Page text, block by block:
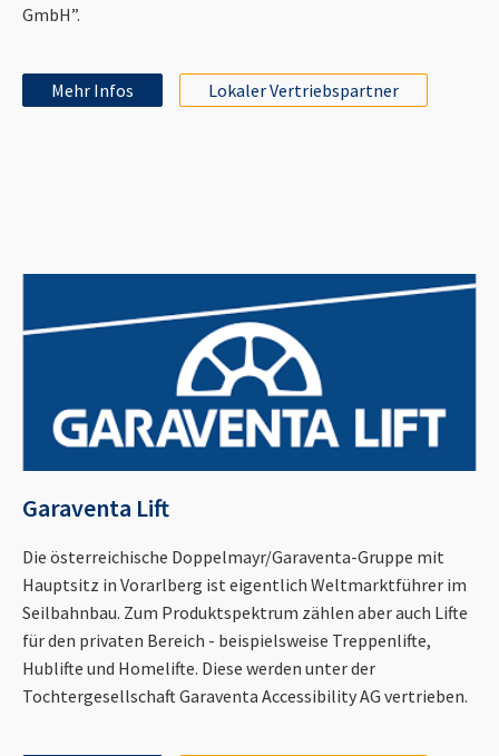
GmbH”.
Mehr Infos Lokaler Vertriebspartner
Garaventa Lift
Die österreichische Doppelmayr/Garaventa-Gruppe mit
Hauptsitz in Vorarlberg ist eigentlich Weltmarktführer im
Seilbahnbau. Zum Produktspektrum zählen aber auch Lifte
für den privaten Bereich - beispielsweise Treppenlifte,
Hublifte und Homelifte. Diese werden unter der
Tochtergesellschaft Garaventa Accessibility AG vertrieben.